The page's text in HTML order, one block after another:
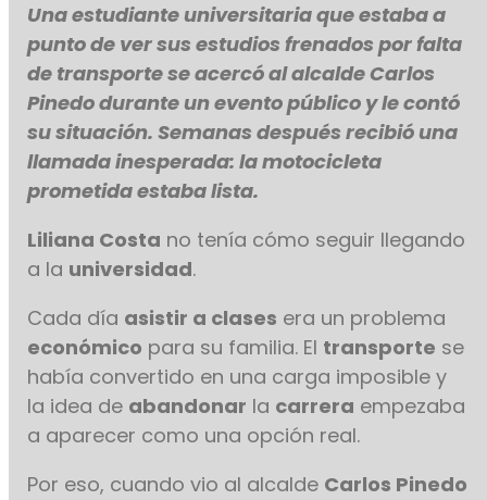
Una estudiante universitaria que estaba a
punto de ver sus estudios frenados por falta
de transporte se acercó al alcalde Carlos
Pinedo durante un evento público y le contó
su situación. Semanas después recibió una
llamada inesperada: la motocicleta
prometida estaba lista.
Liliana Costa no tenía cómo seguir llegando
a la universidad.
Cada día asistir a clases era un problema
económico para su familia. El transporte se
había convertido en una carga imposible y
la idea de abandonar la carrera empezaba
a aparecer como una opción real.
Por eso, cuando vio al alcalde Carlos Pinedo